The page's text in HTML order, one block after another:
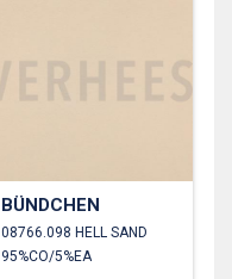
BÜNDCHEN
08766.098 HELL SAND
95%CO/5%EA